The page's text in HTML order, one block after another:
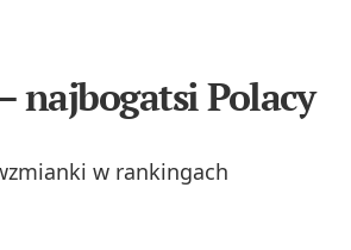
najbogatsi Polacy
w rankingach